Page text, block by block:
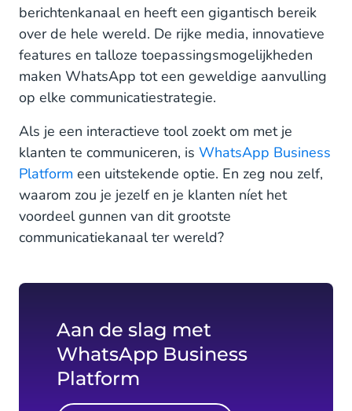
berichtenkanaal en heeft een gigantisch bereik
over de hele wereld. De rijke media, innovatieve
features en talloze toepassingsmogelijkheden
maken WhatsApp tot een geweldige aanvulling
op elke communicatiestrategie.
Als je een interactieve tool zoekt om met je
klanten te communiceren, is WhatsApp Business
Platform een uitstekende optie. En zeg nou zelf,
waarom zou je jezelf en je klanten níet het
voordeel gunnen van dit grootste
communicatiekanaal ter wereld?
Aan de slag met
WhatsApp Business
Platform